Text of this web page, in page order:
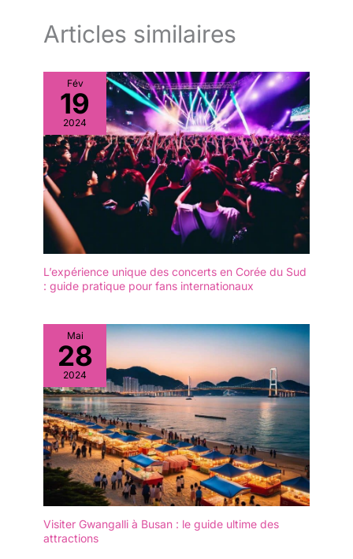
Articles similaires
Fév
19
2024
L’expérience unique des concerts en Corée du Sud
: guide pratique pour fans internationaux
Mai
28
2024
Visiter Gwangalli à Busan : le guide ultime des
attractions